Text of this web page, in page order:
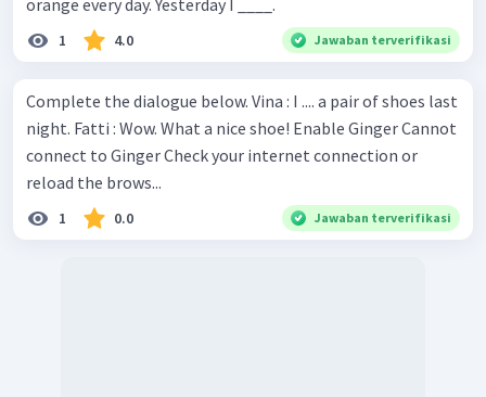
orange every day. Yesterday I ____.
1 4.0 Jawaban terverifikasi
Complete the dialogue below. Vina : I .... a pair of shoes last
night. Fatti : Wow. What a nice shoe! Enable Ginger Cannot
connect to Ginger Check your internet connection or
reload the brows...
1 0.0 Jawaban terverifikasi